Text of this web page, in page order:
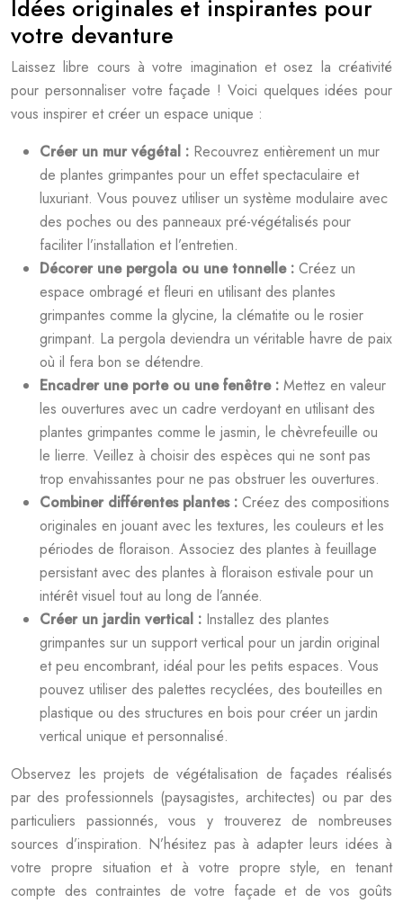
Idées originales et inspirantes pour
votre devanture
Laissez libre cours à votre imagination et osez la créativité
pour personnaliser votre façade ! Voici quelques idées pour
vous inspirer et créer un espace unique :
Créer un mur végétal : Recouvrez entièrement un mur
de plantes grimpantes pour un effet spectaculaire et
luxuriant. Vous pouvez utiliser un système modulaire avec
des poches ou des panneaux pré-végétalisés pour
faciliter l’installation et l’entretien.
Décorer une pergola ou une tonnelle : Créez un
espace ombragé et fleuri en utilisant des plantes
grimpantes comme la glycine, la clématite ou le rosier
grimpant. La pergola deviendra un véritable havre de paix
où il fera bon se détendre.
Encadrer une porte ou une fenêtre : Mettez en valeur
les ouvertures avec un cadre verdoyant en utilisant des
plantes grimpantes comme le jasmin, le chèvrefeuille ou
le lierre. Veillez à choisir des espèces qui ne sont pas
trop envahissantes pour ne pas obstruer les ouvertures.
Combiner différentes plantes : Créez des compositions
originales en jouant avec les textures, les couleurs et les
périodes de floraison. Associez des plantes à feuillage
persistant avec des plantes à floraison estivale pour un
intérêt visuel tout au long de l’année.
Créer un jardin vertical : Installez des plantes
grimpantes sur un support vertical pour un jardin original
et peu encombrant, idéal pour les petits espaces. Vous
pouvez utiliser des palettes recyclées, des bouteilles en
plastique ou des structures en bois pour créer un jardin
vertical unique et personnalisé.
Observez les projets de végétalisation de façades réalisés
par des professionnels (paysagistes, architectes) ou par des
particuliers passionnés, vous y trouverez de nombreuses
sources d’inspiration. N’hésitez pas à adapter leurs idées à
votre propre situation et à votre propre style, en tenant
compte des contraintes de votre façade et de vos goûts